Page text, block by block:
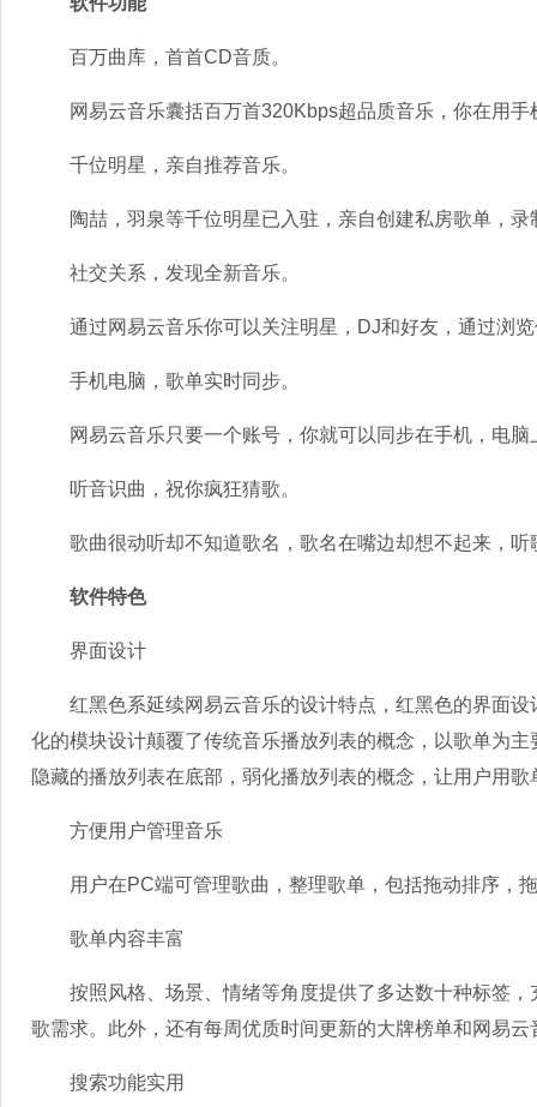
百万曲库，首首CD音质。
网易云音乐囊括百万首320Kbps超品质音乐，你在用手
千位明星，亲自推荐音乐。
陶喆，羽泉等千位明星已入驻，亲自创建私房歌单，录
社交关系，发现全新音乐。
通过网易云音乐你可以关注明星，DJ和好友，通过浏览
手机电脑，歌单实时同步。
网易云音乐只要一个账号，你就可以同步在手机，电脑
听音识曲，祝你疯狂猜歌。
歌曲很动听却不知道歌名，歌名在嘴边却想不起来，听
软件特色
界面设计
红黑色系延续网易云音乐的设计特点，红黑色的界面设
化的模块设计颠覆了传统音乐播放列表的概念，以歌单为
隐藏的播放列表在底部，弱化播放列表的概念，让用户用
方便用户管理音乐
用户在PC端可管理歌曲，整理歌单，包括拖动排序，
歌单内容丰富
按照风格、场景、情绪等角度提供了多达数十种标签，
歌需求。此外，还有每周优质时间更新的大牌榜单和网易
搜索功能实用